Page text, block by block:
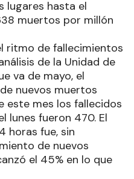
lugares hasta el
muertos por millón
ritmo de fallecimientos
de la Unidad de
va de mayo, el
nuevos muertos
este mes los fallecidos
lunes fueron 470. El
horas fue, sin
de nuevos
el 45% en lo que